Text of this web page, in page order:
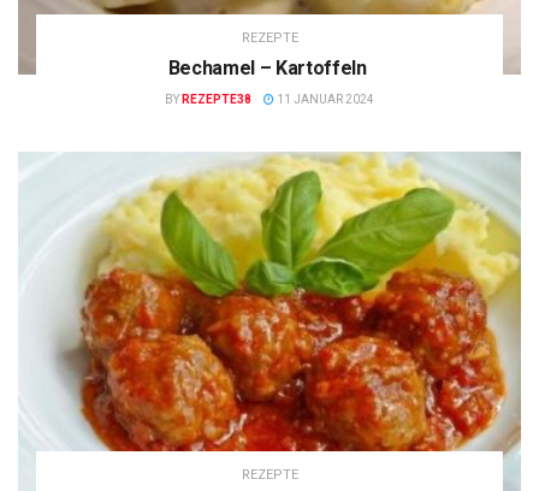
REZEPTE
Bechamel – Kartoffeln
BY REZEPTE38 11 JANUAR 2024
REZEPTE